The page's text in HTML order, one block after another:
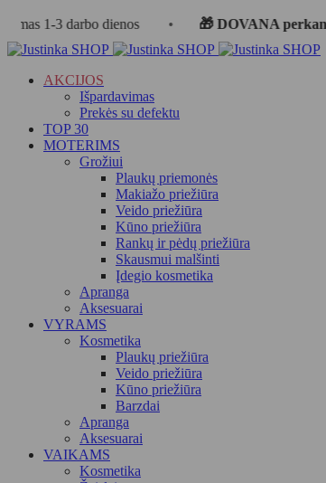
3 darbo dienos • 🎁 DOVANA perkant už
AKCIJOS
Išpardavimas
Prekės su defektu
TOP 30
MOTERIMS
Grožiui
Plaukų priemonės
Makiažo priežiūra
Veido priežiūra
Kūno priežiūra
Rankų ir pėdų priežiūra
Skausmui malšinti
Įdegio kosmetika
Apranga
Aksesuarai
VYRAMS
Kosmetika
Plaukų priežiūra
Veido priežiūra
Kūno priežiūra
Barzdai
Apranga
Aksesuarai
VAIKAMS
Kosmetika